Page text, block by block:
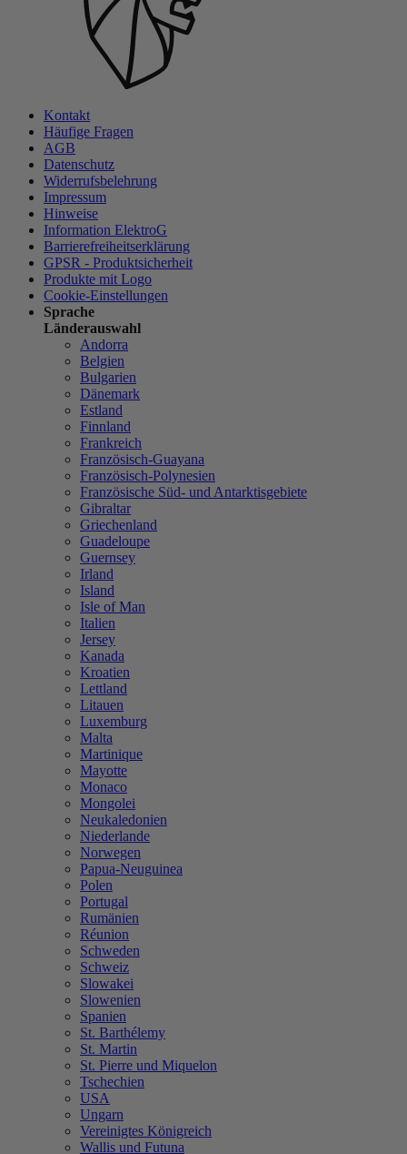
Kontakt
Häufige Fragen
AGB
Datenschutz
Widerrufsbelehrung
Impressum
Hinweise
Information ElektroG
Barrierefreiheitserklärung
GPSR - Produktsicherheit
Produkte mit Logo
Cookie-Einstellungen
Sprache
Länderauswahl
Andorra
Belgien
Bulgarien
Dänemark
Estland
Finnland
Frankreich
Französisch-Guayana
Französisch-Polynesien
Französische Süd- und Antarktisgebiete
Gibraltar
Griechenland
Guadeloupe
Guernsey
Irland
Island
Isle of Man
Italien
Jersey
Kanada
Kroatien
Lettland
Litauen
Luxemburg
Malta
Martinique
Mayotte
Monaco
Mongolei
Neukaledonien
Niederlande
Norwegen
Papua-Neuguinea
Polen
Portugal
Rumänien
Réunion
Schweden
Schweiz
Slowakei
Slowenien
Spanien
St. Barthélemy
St. Martin
St. Pierre und Miquelon
Tschechien
USA
Ungarn
Vereinigtes Königreich
Wallis und Futuna